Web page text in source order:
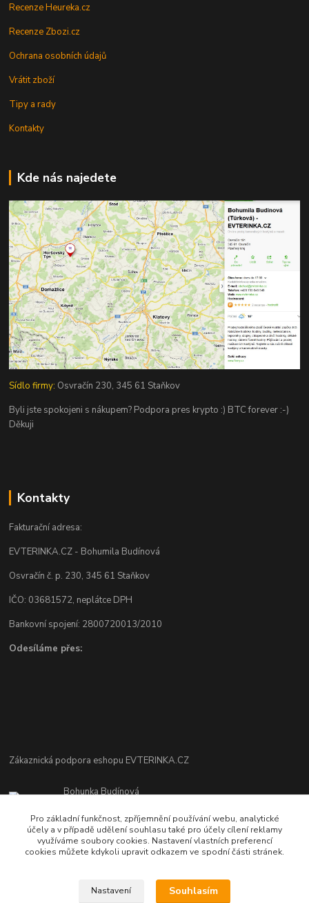
Recenze Heureka.cz
Recenze Zbozi.cz
Ochrana osobních údajů
Vrátit zboží
Tipy a rady
Kontakty
Kde nás najedete
Sídlo firmy: Osvračín 230, 345 61 Staňkov
Byli jste spokojeni s nákupem? Podpora pres krypto :) BTC forever :-)
Děkuji
Kontakty
Fakturační adresa:
EVTERINKA.CZ - Bohumila Budínová
Osvračín č. p. 230, 345 61 Staňkov
IČO: 03681572, neplátce DPH
Bankovní spojení: 2800720013/2010
Odesíláme přes:
Zákaznická podpora eshopu EVTERINKA.CZ
Bohunka Budínová
(Po-Pá - 9:00-17:00hod, So 8:00-12:00hod)
obchod@evterinka.cz
Pro základní funkčnost, zpříjemnění používání webu, analytické
účely a v případě udělení souhlasu také pro účely cílení reklamy
využíváme soubory cookies. Nastavení vlastních preferencí
cookies můžete kdykoli upravit odkazem ve spodní části stránek.
Nastavení Souhlasím